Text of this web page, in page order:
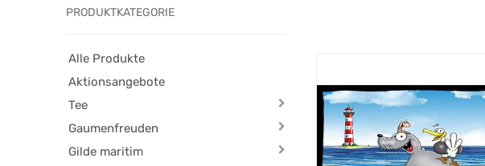
PRODUKTKATEGORIE
Alle Produkte
Aktionsangebote
Tee
Gaumenfreuden
Gilde maritim